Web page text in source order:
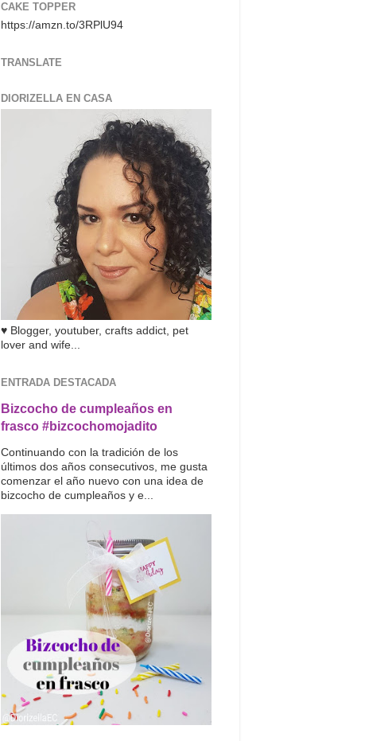
CAKE TOPPER
https://amzn.to/3RPlU94
TRANSLATE
DIORIZELLA EN CASA
♥ Blogger, youtuber, crafts addict, pet
lover and wife...
ENTRADA DESTACADA
Bizcocho de cumpleaños en
frasco #bizcochomojadito
Continuando con la tradición de los
últimos dos años consecutivos, me gusta
comenzar el año nuevo con una idea de
bizcocho de cumpleaños y e...